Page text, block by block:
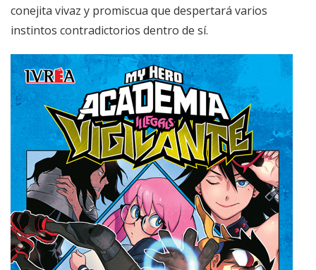
conejita vivaz y promiscua que despertará varios
instintos contradictorios dentro de sí.